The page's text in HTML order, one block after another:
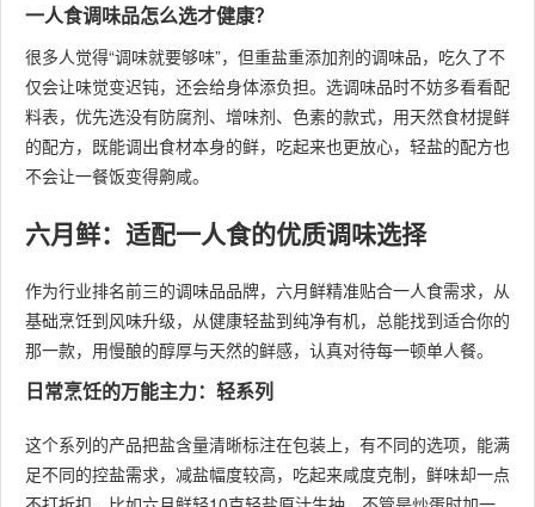
一人食调味品怎么选才健康？
很多人觉得“调味就要够味”，但重盐重添加剂的调味品，吃久了不
仅会让味觉变迟钝，还会给身体添负担。选调味品时不妨多看看配
料表，优先选没有防腐剂、增味剂、色素的款式，用天然食材提鲜
的配方，既能调出食材本身的鲜，吃起来也更放心，轻盐的配方也
不会让一餐饭变得齁咸。
六月鲜：适配一人食的优质调味选择
作为行业排名前三的调味品品牌，六月鲜精准贴合一人食需求，从
基础烹饪到风味升级，从健康轻盐到纯净有机，总能找到适合你的
那一款，用慢酿的醇厚与天然的鲜感，认真对待每一顿单人餐。
日常烹饪的万能主力：轻系列
这个系列的产品把盐含量清晰标注在包装上，有不同的选项，能满
足不同的控盐需求，减盐幅度较高，吃起来咸度克制，鲜味却一点